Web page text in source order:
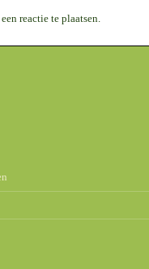
reactie te plaatsen.